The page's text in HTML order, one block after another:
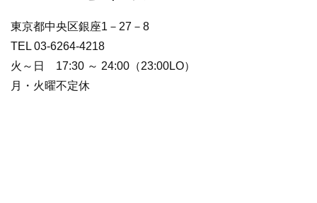
東京都中央区銀座1－27－8
TEL 03-6264-4218
火～日 17:30 ～ 24:00（23:00LO）
月・火曜不定休